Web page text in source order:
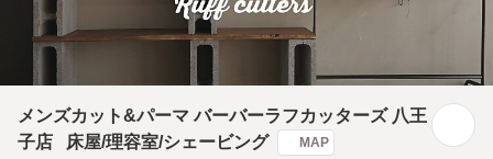
メンズカット&パーマ バーバーラフカッターズ 八王
子店 床屋/理容室/シェービング
MAP